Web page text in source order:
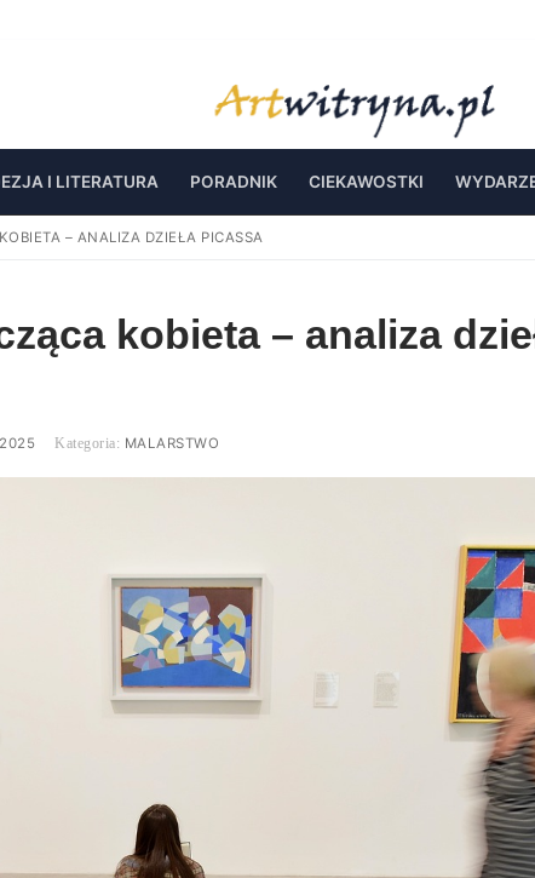
I LITERATURA PORADNIK CIEKAWOSTKI
– ANALIZA DZIEŁA PICASSA
kobieta – analiza
MALARSTWO